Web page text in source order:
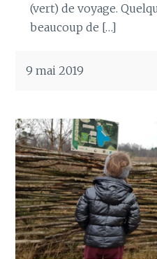
(vert) de voyage.
beaucoup de […]
9 mai 2019